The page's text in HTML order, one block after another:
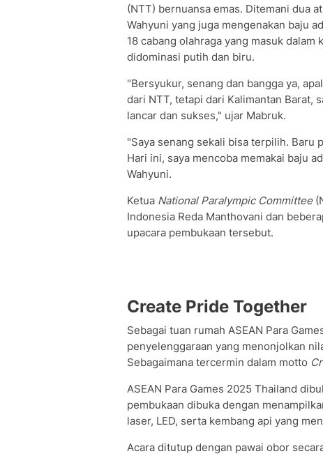
(NTT) bernuansa emas. Ditemani dua
Wahyuni yang juga mengenakan baju
18 cabang olahraga yang masuk
didominasi putih dan biru.
"Bersyukur, senang dan bangga ya,
dari NTT, tetapi dari Kalimantan Barat,
lancar dan sukses," ujar Mabruk.
"Saya senang sekali bisa terpilih. Baru
Hari ini, saya mencoba memakai baju
Wahyuni.
Ketua National Paralympic Committee
Indonesia Reda Manthovani dan
upacara pembukaan tersebut.
Create Pride Together
Sebagai tuan rumah ASEAN Para
penyelenggaraan yang menonjolkan
Sebagaimana tercermin dalam motto
ASEAN Para Games 2025 Thailand
pembukaan dibuka dengan
laser, LED, serta kembang api yang
Acara ditutup dengan pawai obor